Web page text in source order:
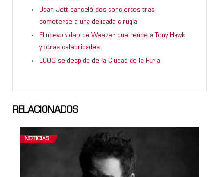
Joan Jett canceló dos conciertos tras
someterse a una delicada cirugía
El nuevo video de Weezer que reúne a Tony Hawk
y otras celebridades
ECOS se despide de la Ciudad de la Furia
RELACIONADOS
NOTICIAS